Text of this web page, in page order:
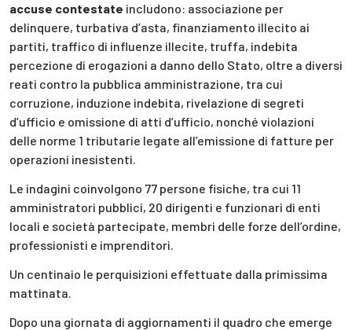
accuse contestate includono: associazione per
delinquere, turbativa d’asta, finanziamento illecito ai
partiti, traffico di influenze illecite, truffa, indebita
percezione di erogazioni a danno dello Stato, oltre a diversi
reati contro la pubblica amministrazione, tra cui
corruzione, induzione indebita, rivelazione di segreti
d’ufficio e omissione di atti d’ufficio, nonché violazioni
delle norme 1 tributarie legate all’emissione di fatture per
operazioni inesistenti.
Le indagini coinvolgono 77 persone fisiche, tra cui 11
amministratori pubblici, 20 dirigenti e funzionari di enti
locali e società partecipate, membri delle forze dell’ordine,
professionisti e imprenditori.
Un centinaio le perquisizioni effettuate dalla primissima
mattinata.
Dopo una giornata di aggiornamenti il quadro che emerge